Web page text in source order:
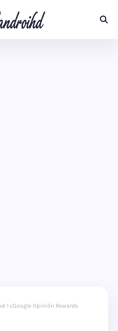
¿Google Opinión Rewards